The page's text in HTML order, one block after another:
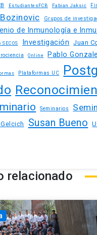
EstudiantesFCB Fabian Jaksic
Grupos de
de Inmunología e
Investigación Juan
Online Pablo
Plataformas UC
Seminarios
Susan Bueno
relacionado